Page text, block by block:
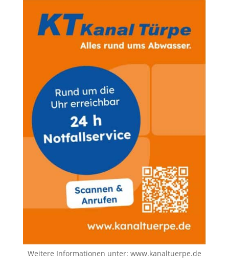
Weitere Informationen unter: www.kanaltuerpe.de